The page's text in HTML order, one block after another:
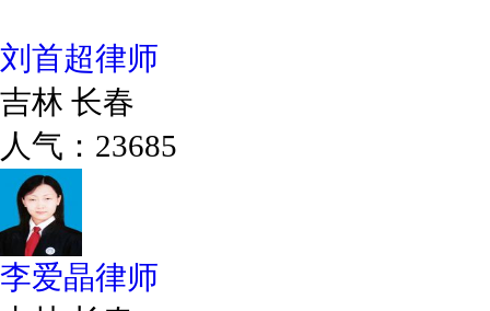
刘首超律师
吉林 长春
人气：23685
李爱晶律师